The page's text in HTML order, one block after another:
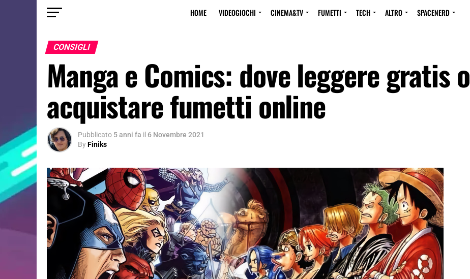
HOME VIDEOGIOCHI CINEMA&TV FUMETTI TECH ALTRO SPACENERD
CONSIGLI
Manga e Comics: dove leggere gratis o
acquistare fumetti online
Pubblicato 5 anni fa il 6 Novembre 2021
ByFiniks